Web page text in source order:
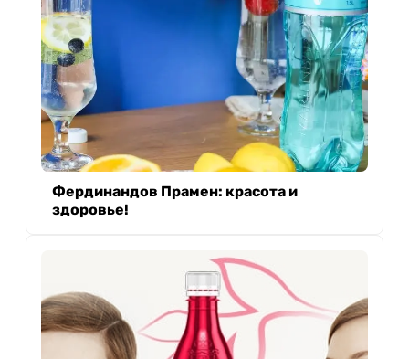
Фердинандов Прамен: красота и
здоровье!